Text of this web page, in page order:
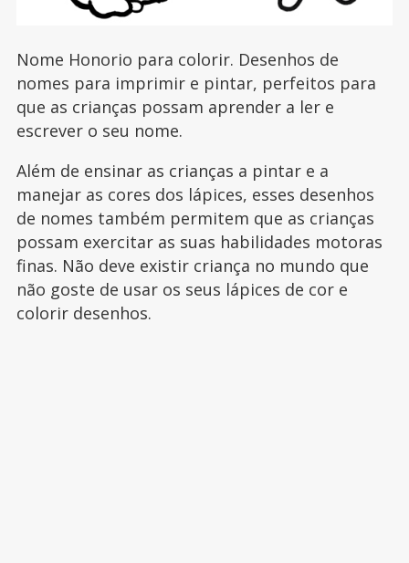
Nome Honorio para colorir. Desenhos de
nomes para imprimir e pintar, perfeitos para
que as crianças possam aprender a ler e
escrever o seu nome.
Além de ensinar as crianças a pintar e a
manejar as cores dos lápices, esses desenhos
de nomes também permitem que as crianças
possam exercitar as suas habilidades motoras
finas. Não deve existir criança no mundo que
não goste de usar os seus lápices de cor e
colorir desenhos.